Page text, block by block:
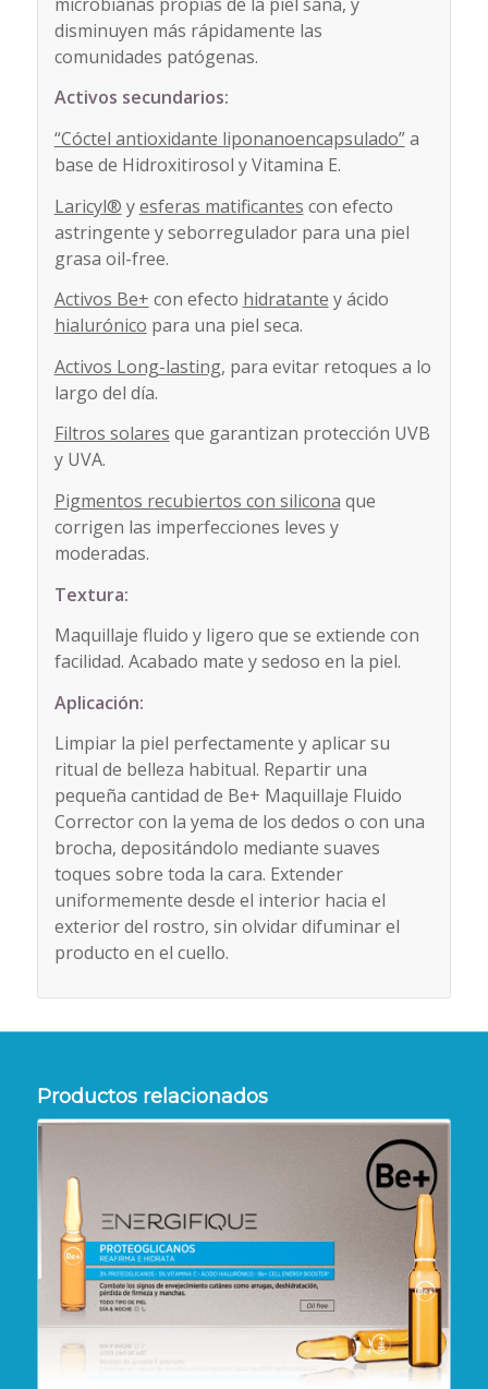
disminuyen más rápidamente las
comunidades patógenas.
Activos secundarios:
“Cóctel antioxidante liponanoencapsulado”a
base de Hidroxitirosol y Vitamina E.
Laricyl® yesferas matificantes con efecto
astringente y seborregulador para una piel
grasa oil-free.
Activos Be+ con efecto hidratante y ácido
hialurónico para una piel seca.
Activos Long-lasting, para evitar retoques a lo
largo del día.
Filtros solares que garantizan protección UVB
y UVA.
Pigmentos recubiertos con silicona que
corrigen las imperfecciones leves y
moderadas.
Textura:
Maquillaje fluido y ligero que se extiende con
facilidad. Acabado mate y sedoso en la piel.
Aplicación:
Limpiar la piel perfectamente y aplicar su
ritual de belleza habitual. Repartir una
pequeña cantidad de Be+ Maquillaje Fluido
Corrector con la yema de los dedos o con una
brocha, depositándolo mediante suaves
toques sobre toda la cara. Extender
uniformemente desde el interior hacia el
exterior del rostro, sin olvidar difuminar el
producto en el cuello.
Productos relacionados